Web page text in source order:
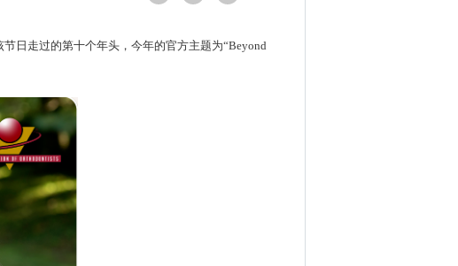
日走过的第十个年头，今年的官方主题为“Beyond